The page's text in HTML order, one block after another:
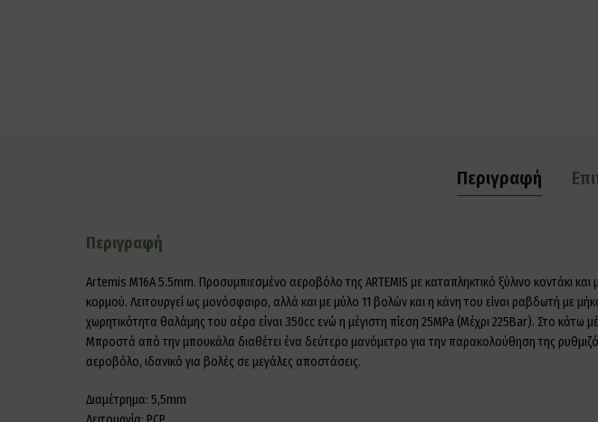
Περιγραφή
Περιγραφή
Artemis M16A 5.5mm. Προσυμπιεσμένο αεροβόλο της ARTEMIS με καταπληκτικό ξύλινο κοντάκι
κορμού. Λειτουργεί ως μονόσφαιρο, αλλά και με μύλο 11 βολών και η κάνη του είναι ραβδωτή με
χωρητικότητα θαλάμης του αέρα είναι 350cc ενώ η μέγιστη πίεση 25MPa (Μέχρι 225Bar). Στο
Μπροστά από την μπουκάλα διαθέτει ένα δεύτερο μανόμετρο για την παρακολούθηση της
αεροβόλο, ιδανικό για βολές σε μεγάλες αποστάσεις.
Διαμέτρημα: 5,5mm